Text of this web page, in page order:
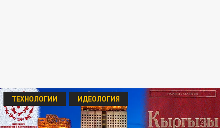
ТЕХНОЛОГИИ ИДЕОЛОГИЯ